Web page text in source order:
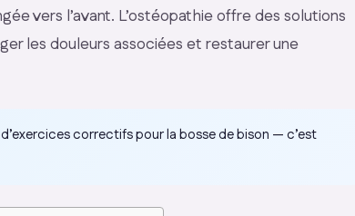
vers l’avant. L’ostéopathie offre des solutions
les douleurs associées et restaurer une
correctifs pour la bosse de bison — c’est